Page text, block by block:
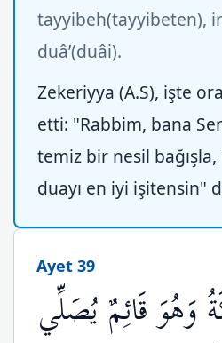
tayyibeh(tayyibeten),
duâ’(duâi).
Zekeriyya (A.S), işte
etti: "Rabbim, bana
temiz bir nesil
duayı en iyi işitensin"
Ayet 39
وَهُوَ قَائِمٌ يُصَلِّي